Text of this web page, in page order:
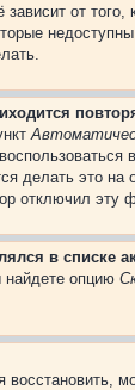
от
делать это на
отключил эту
в списке
найдете опцию
восстановить,